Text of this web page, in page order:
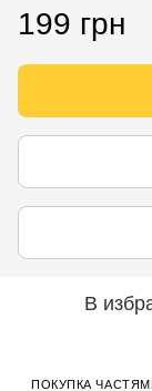
199 грн
В
ПОКУПКА